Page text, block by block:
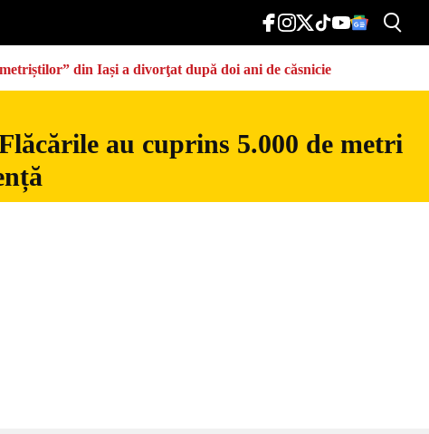
din Iași a divorţat după doi ani de căsnicie
au cuprins 5.000 de metri